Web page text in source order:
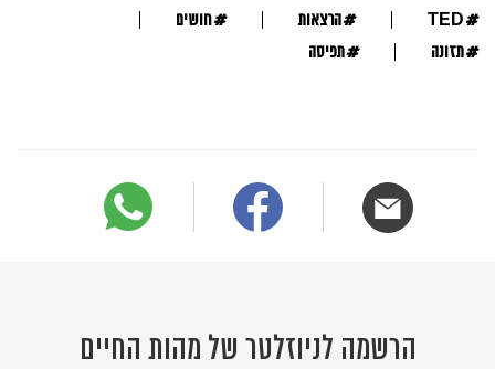
#
TED
#הרצאות #חושים
#תזונה #תפיסה
הרשמה לניוזלטר של מהות החיים